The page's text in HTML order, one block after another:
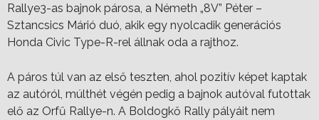
Rallye3-as bajnok párosa, a Németh „8V” Péter –
Sztancsics Márió duó, akik egy nyolcadik generációs
Honda Civic Type-R-rel állnak oda a rajthoz.
A páros túl van az első teszten, ahol pozitív képet kaptak
az autóról, múlthét végén pedig a bajnok autóval futottak
elő az Orfű Rallye-n. A Boldogkő Rally pályáit nem